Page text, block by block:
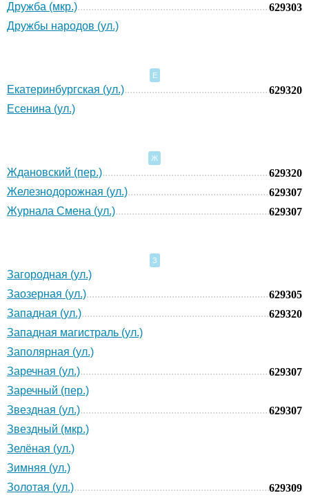
Дружба (мкр.)
629303
Дружбы народов (ул.)
Е
Екатеринбургская (ул.)
629320
Есенина (ул.)
Ж
Ждановский (пер.)
629320
Железнодорожная (ул.)
629307
Журнала Смена (ул.)
629307
З
Загородная (ул.)
Заозерная (ул.)
629305
Западная (ул.)
629320
Западная магистраль (ул.)
Заполярная (ул.)
Заречная (ул.)
629307
Заречный (пер.)
Звездная (ул.)
629307
Звездный (мкр.)
Зелёная (ул.)
Зимняя (ул.)
Золотая (ул.)
629309